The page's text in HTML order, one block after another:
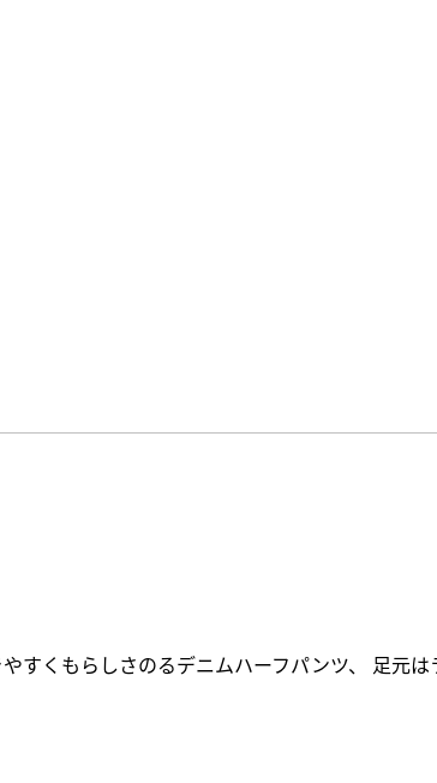
すくもらしさのるデニムハーフパンツ、 足元